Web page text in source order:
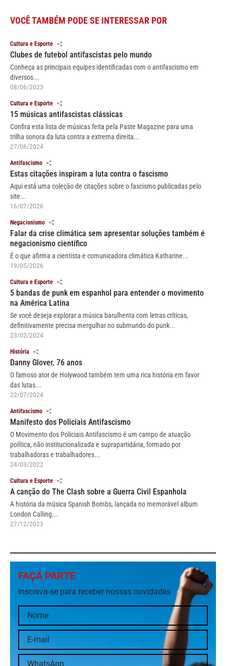
VOCÊ TAMBÉM PODE SE INTERESSAR POR
Cultura e Esporte
Clubes de futebol antifascistas pelo mundo
Conheça as principais equipes identificadas com o antifascismo em
diversos...
08/06/2023
Cultura e Esporte
15 músicas antifascistas clássicas
Confira esta lista de músicas feita pela Paste Magazine para uma
trilha sonora da luta contra a extrema direita...
27/06/2024
Antifascismo
Estas citações inspiram a luta contra o fascismo
Aqui está uma coleção de citações sobre o fascismo publicadas pelo
site...
16/07/2026
Negacionismo
Falar da crise climática sem apresentar soluções também é
negacionismo científico
É o que afirma a cientista e comunicadora climática Katharine...
19/05/2026
Cultura e Esporte
5 bandas de punk em espanhol para entender o movimento
na América Latina
Se você deseja explorar a música barulhenta com letras críticas,
definitivamente precisa mergulhar no submundo do punk...
23/02/2024
História
Danny Glover, 76 anos
O famoso ator de Holywood também tem uma rica história em favor
das lutas...
22/07/2024
Antifascismo
Manifesto dos Policiais Antifascismo
O Movimento dos Policiais Antifascismo é um campo de atuação
política, não institucionalizada e suprapartidária, formado por
trabalhadoras e trabalhadores...
24/03/2022
Cultura e Esporte
A canção do The Clash sobre a Guerra Civil Espanhola
A história da música Spanish Bombs, lançada no memorável album
London Calling...
27/12/2023
FAÇA PARTE
Inscreva-se para receber nossas novidades